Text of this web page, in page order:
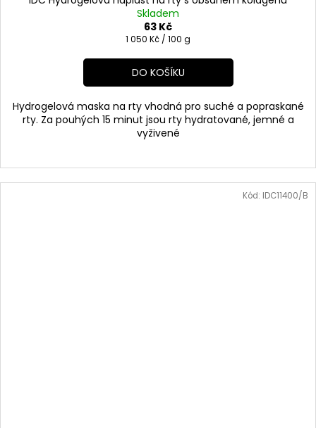
Skladem
63 Kč
Měrná
1 050 Kč / 100 g
DO KOŠÍKU
Hydrogelová maska na rty vhodná pro suché a popraskané
rty. Za pouhých 15 minut jsou rty hydratované, jemné a
vyživené
Kód: IDC11400/B